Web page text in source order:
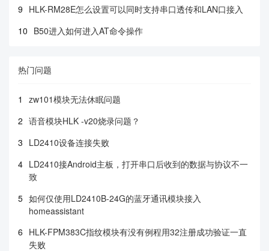
9 HLK-RM28E怎么设置可以同时支持串口透传和LAN口接入
10 B50进入如何进入AT命令操作
热门问题
1
zw101模块无法休眠问题
2 语音模块HLK -v20烧录问题？
3 LD2410设备连接失败
4 LD2410接Android主板，打开串口后收到的数据与协议不一
致
5 如何仅使用LD2410B-24G的蓝牙通讯模块接入
homeassistant
6 HLK-FPM383C指纹模块有没有例程用32注册成功验证一直
失败